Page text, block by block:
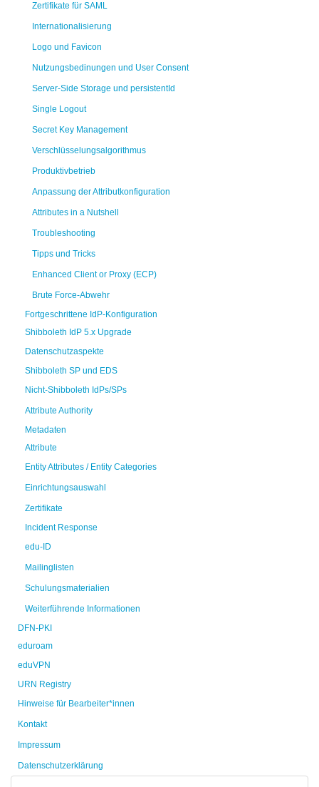
Zertifikate für SAML
Internationalisierung
Logo und Favicon
Nutzungsbedinungen und User Consent
Server-Side Storage und persistentId
Single Logout
Secret Key Management
Verschlüsselungsalgorithmus
Produktivbetrieb
Anpassung der Attributkonfiguration
Attributes in a Nutshell
Troubleshooting
Tipps und Tricks
Enhanced Client or Proxy (ECP)
Brute Force-Abwehr
Fortgeschrittene IdP-Konfiguration
Shibboleth IdP 5.x Upgrade
Datenschutzaspekte
Shibboleth SP und EDS
Nicht-Shibboleth IdPs/SPs
Attribute Authority
Metadaten
Attribute
Entity Attributes / Entity Categories
Einrichtungsauswahl
Zertifikate
Incident Response
edu-ID
Mailinglisten
Schulungsmaterialien
Weiterführende Informationen
DFN-PKI
eduroam
eduVPN
URN Registry
Hinweise für Bearbeiter*innen
Kontakt
Impressum
Datenschutzerklärung